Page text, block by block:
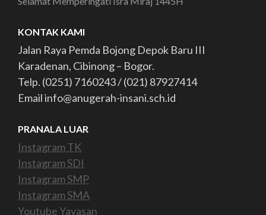
KONTAK KAMI
Jalan Raya Pemda Bojong Depok Baru III
Karadenan, Cibinong – Bogor.
Telp. (0251) 7160243 / (021) 87927414
Email info@anugerah-insani.sch.id
PRANALA LUAR
Instagram TK
Instagram SDI
Instagram SMP
Instagram SMA
Youtube Yayasan